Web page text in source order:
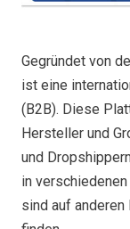
Gegründet von
ist eine
(B2B). Diese
Hersteller und
und
in
sind auf